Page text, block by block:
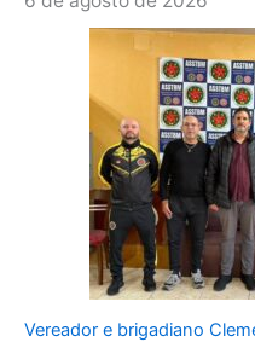
Vereador e brigadiano